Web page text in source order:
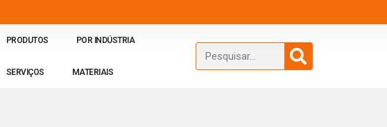
PRODUTOS POR INDÚSTRIA
SERVIÇOS MATERIAIS